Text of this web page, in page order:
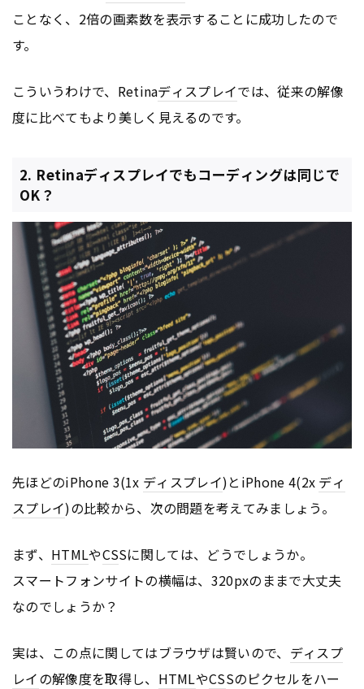
ことなく、2倍の画素数を表示することに成功したので
す。
こういうわけで、Retinaディスプレイでは、従来の解像
度に比べてもより美しく見えるのです。
2. Retinaディスプレイでもコーディングは同じで
OK？
先ほどのiPhone 3(1x ディスプレイ)とiPhone 4(2x ディ
スプレイ)の比較から、次の問題を考えてみましょう。
まず、 HTMLやCSSに関しては、どうでしょうか。
スマートフォンサイトの横幅は、320pxのままで大丈夫
なのでしょうか？
実は、この点に関してはブラウザは賢いので、 ディスプ
レイの解像度を取得し、 HTMLやCSSのピクセルをハー